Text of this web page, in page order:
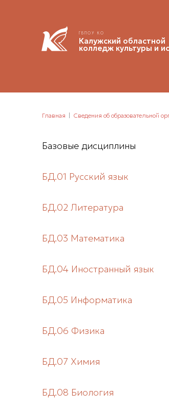
ГБПОУ КО
Калужский областной
колледж культуры и
Главная Сведения об образовательной
Базовые дисциплины
БД.01 Русский язык
БД.02 Литература
БД.03 Математика
БД.04 Иностранный язык
БД.05 Информатика
БД.06 Физика
БД.07 Химия
БД.08 Биология